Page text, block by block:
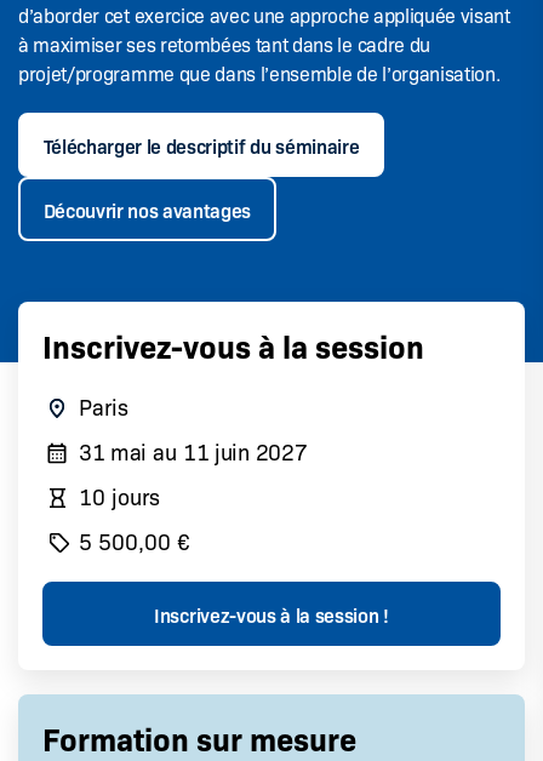
d’aborder cet exercice avec une approche appliquée visant
à maximiser ses retombées tant dans le cadre du
projet/programme que dans l’ensemble de l’organisation.
Télécharger le descriptif du séminaire
Découvrir nos avantages
Inscrivez-vous à la session
Paris
31 mai au 11 juin 2027
10 jours
5 500,00 €
Formation sur mesure